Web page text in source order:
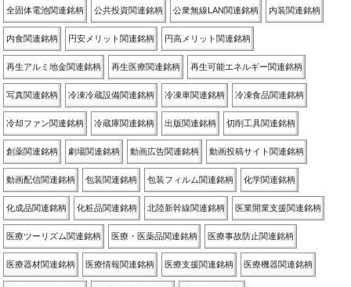
全固体電池関連銘柄 公共投資関連銘柄 公衆無線LAN関連銘柄 内装関連銘柄
内食関連銘柄 円安メリット関連銘柄 円高メリット関連銘柄
再生アルミ地金関連銘柄 再生医療関連銘柄 再生可能エネルギー関連銘柄
写真関連銘柄 冷凍冷蔵設備関連銘柄 冷凍車関連銘柄 冷凍食品関連銘柄
冷却ファン関連銘柄 冷蔵庫関連銘柄 出版関連銘柄 切削工具関連銘柄
創薬関連銘柄 劇場関連銘柄 動画広告関連銘柄 動画投稿サイト関連銘柄
動画配信関連銘柄 包装関連銘柄 包装フィルム関連銘柄 化学関連銘柄
化成品関連銘柄 化粧品関連銘柄 北陸新幹線関連銘柄 医業開業支援関連銘柄
医療ツーリズム関連銘柄 医療・医薬品関連銘柄 医療事故防止関連銘柄
医療器材関連銘柄 医療情報関連銘柄 医療支援関連銘柄 医療機器関連銘柄